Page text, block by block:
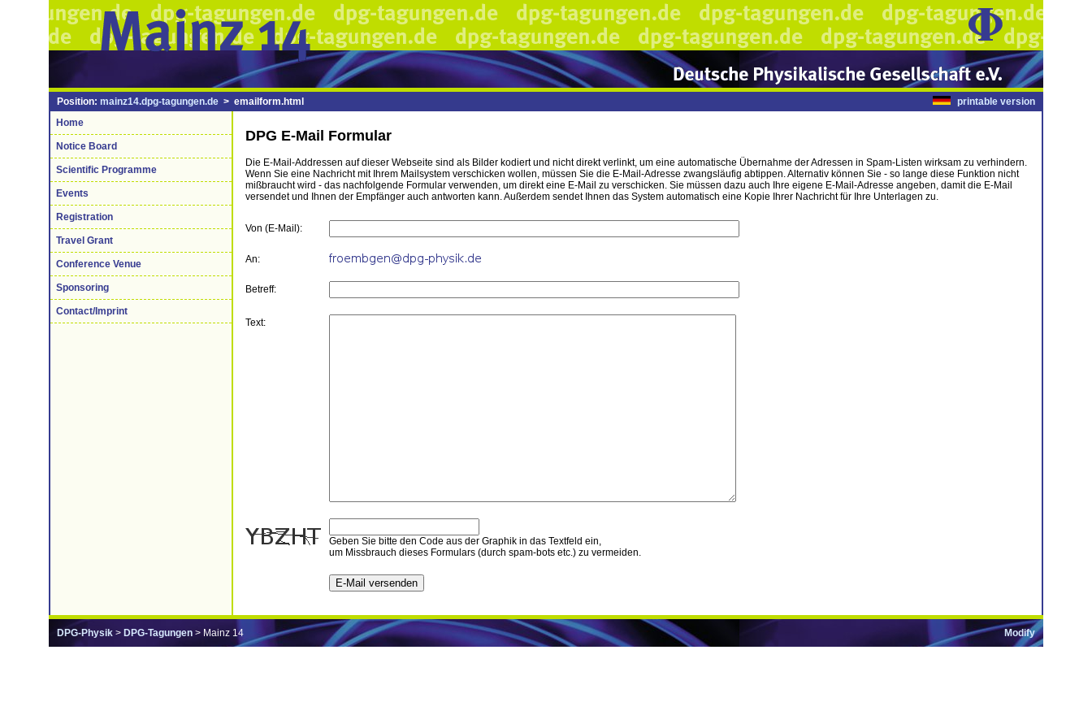
printable version
Position: mainz14.dpg-tagungen.de > emailform.html
Home
Notice Board
Scientific Programme
Events
Registration
Travel Grant
Conference Venue
Sponsoring
Contact/Imprint
DPG E-Mail Formular
Die E-Mail-Addressen auf dieser Webseite sind als Bilder kodiert und nicht direkt verlinkt, um eine automatische Übernahme der Adressen in Spam-Listen wirksam zu verhindern.
Wenn Sie eine Nachricht mit Ihrem Mailsystem verschicken wollen, müssen Sie die E-Mail-Adresse zwangsläufig abtippen. Alternativ können Sie - so lange diese Funktion nicht
mißbraucht wird - das nachfolgende Formular verwenden, um direkt eine E-Mail zu verschicken. Sie müssen dazu auch Ihre eigene E-Mail-Adresse angeben, damit die E-Mail
versendet und Ihnen der Empfänger auch antworten kann. Außerdem sendet Ihnen das System automatisch eine Kopie Ihrer Nachricht für Ihre Unterlagen zu.
Von (E-Mail):
An:
Betreff:
Text:
Geben Sie bitte den Code aus der Graphik in das Textfeld ein,
um Missbrauch dieses Formulars (durch spam-bots etc.) zu vermeiden.
Modify
DPG-Physik > DPG-Tagungen > Mainz 14